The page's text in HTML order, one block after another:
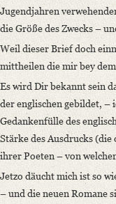
Jugendjahren
die Größe des Zwecks –
Weil dieser Brief doch
mittheilen die mir bey
Es wird Dir bekannt sein
der englischen gebildet, –
Gedankenfülle des
Stärke des Ausdrucks
ihrer Poeten – von
Jetzo däucht mich ist so
– und die neuen Romane